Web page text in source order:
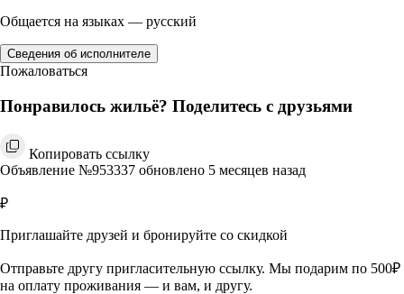
Общается на языках — русский
Сведения об исполнителе
Пожаловаться
Понравилось жильё? Поделитесь с друзьями
Копировать ссылку
Объявление №953337 обновлено 5 месяцев назад
₽
Приглашайте друзей и бронируйте со скидкой
Отправьте другу пригласительную ссылку. Мы подарим по 500₽
на оплату проживания — и вам, и другу.